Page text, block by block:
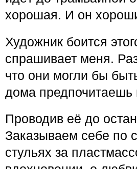
хорошая. И он
Художник боится
спрашивает меня.
что они могли бы
дома предпочитаешь
Проводив её до
Заказываем себе по
стульях за